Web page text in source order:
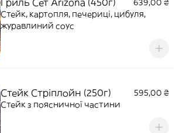
Гриль Сет Arizona (450г)
639,00 ₴
Стейк, картопля, печериці, цибуля,
журавлиний соус
Стейк Стріплойн (250г)
595,00 ₴
Стейк з поясничної частини